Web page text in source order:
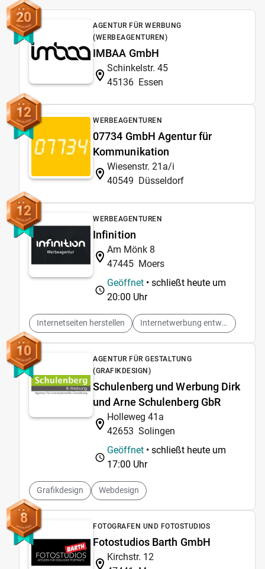
20
AGENTUR FÜR WERBUNG
(WERBEAGENTUREN)
IMBAA GmbH
Schinkelstr. 45
45136 Essen
12 WERBEAGENTUREN
07734 GmbH Agentur für
Kommunikation
Wiesenstr. 21a/i
40549 Düsseldorf
12 WERBEAGENTUREN
Infinition
Am Mönk 8
47445 Moers
Geöffnet • schließt heute um
20:00 Uhr
Internetseiten herstellen Internetwerbung entwerfen
10
AGENTUR FÜR GESTALTUNG
(GRAFIKDESIGN)
Schulenberg und Werbung Dirk
und Arne Schulenberg GbR
Holleweg 41a
42653 Solingen
Geöffnet • schließt heute um
17:00 Uhr
Grafikdesign Webdesign
8 FOTOGRAFEN UND FOTOSTUDIOS
Fotostudios Barth GmbH
Kirchstr. 12